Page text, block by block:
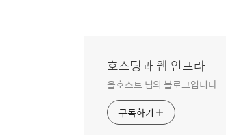
호스팅과 웹 인프라
올호스트 님의 블로그입니다.
구독하기